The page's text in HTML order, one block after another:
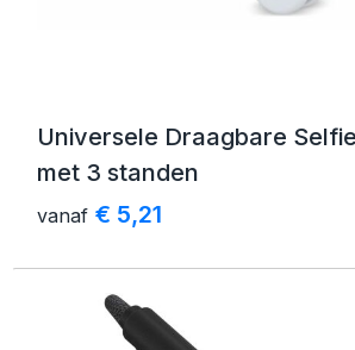
Universele Draagbare
met 3 standen
vanaf € 5,21